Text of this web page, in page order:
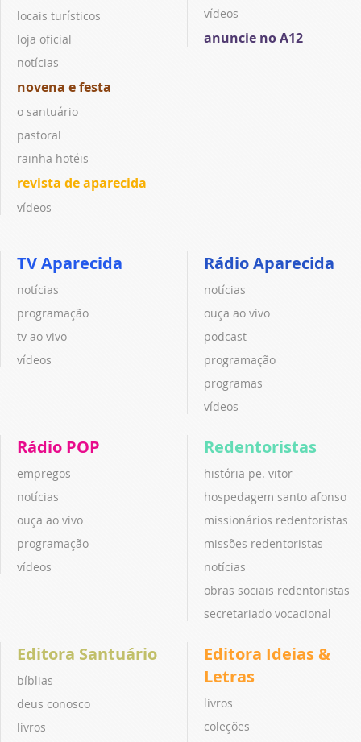
locais turísticos
loja oficial
notícias
novena e festa
o santuário
pastoral
rainha hotéis
revista de aparecida
vídeos
vídeos
anuncie no A12
TV Aparecida
notícias
programação
tv ao vivo
vídeos
Rádio Aparecida
notícias
ouça ao vivo
podcast
programação
programas
vídeos
Rádio POP
empregos
notícias
ouça ao vivo
programação
vídeos
Redentoristas
história pe. vitor
hospedagem santo afonso
missionários redentoristas
missões redentoristas
notícias
obras sociais redentoristas
secretariado vocacional
Editora Santuário
bíblias
deus conosco
livros
Editora Ideias &
Letras
livros
coleções